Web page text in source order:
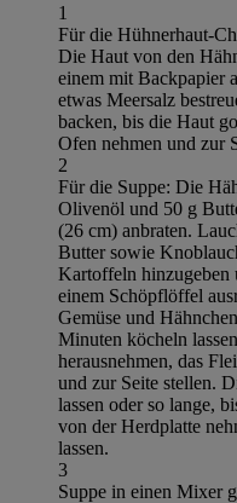
1
Für die Hühnerhaut-
Die Haut von den
einem mit Backpapier
etwas Meersalz
backen, bis die Haut
Ofen nehmen und zur
2
Für die Suppe: Die
Olivenöl und 50 g
(26 cm) anbraten.
Butter sowie
Kartoffeln hinzugeben
einem Schöpflöffel
Gemüse und
Minuten köcheln
herausnehmen, das
und zur Seite stellen.
lassen oder so lange,
von der Herdplatte
lassen.
3
Suppe in einen Mixer